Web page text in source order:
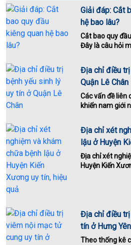
Giải đáp: Cắt
hệ bao lâu?
Cắt bao quy
Đây là câu hỏi
Địa chỉ điều
Quận Lê Chân
Các vấn đề liên
khiến nam giới
Địa chỉ xét
lậu ở Huyện
Địa chỉ xét
Huyện Kiến
Địa chỉ điều
tín ở Hưng Yên
Theo thống kê